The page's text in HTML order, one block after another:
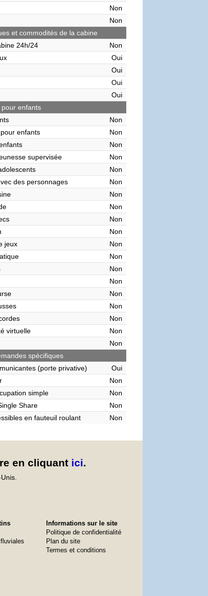
Non
Non
et commodités de la cabine
24h/24
Non
Oui
Oui
Oui
Oui
enfants
Non
enfants
Non
Non
supervisée
Non
Non
des personnages
Non
Non
Non
Non
Non
jeux
Non
Non
Non
Non
Non
Non
Non
virtuelle
Non
Non
spécifiques
(porte privative)
Oui
Non
simple
Non
Share
Non
en fauteuil roulant
Non
en cliquant ici.
Informations sur le site
Politique de confidentialité
Plan du site
Termes et conditions